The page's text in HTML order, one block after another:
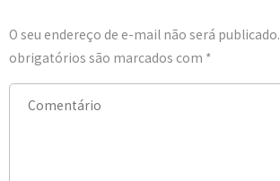
O seu endereço de e-mail não será publicado.
obrigatórios são marcados com *